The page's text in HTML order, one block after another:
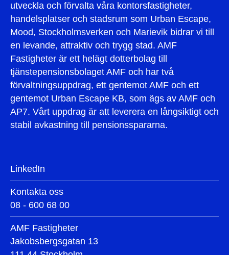
utveckla och förvalta våra kontorsfastigheter,
handelsplatser och stadsrum som Urban Escape,
Mood, Stockholmsverken och Marievik bidrar vi till
en levande, attraktiv och trygg stad. AMF
Fastigheter är ett helägt dotterbolag till
tjänstepensionsbolaget AMF och har två
förvaltningsuppdrag, ett gentemot AMF och ett
gentemot Urban Escape KB, som ägs av AMF och
AP7. Vårt uppdrag är att leverera en långsiktigt och
stabil avkastning till pensionsspararna.
LinkedIn
Kontakta oss
08 - 600 68 00
AMF Fastigheter
Jakobsbergsgatan 13